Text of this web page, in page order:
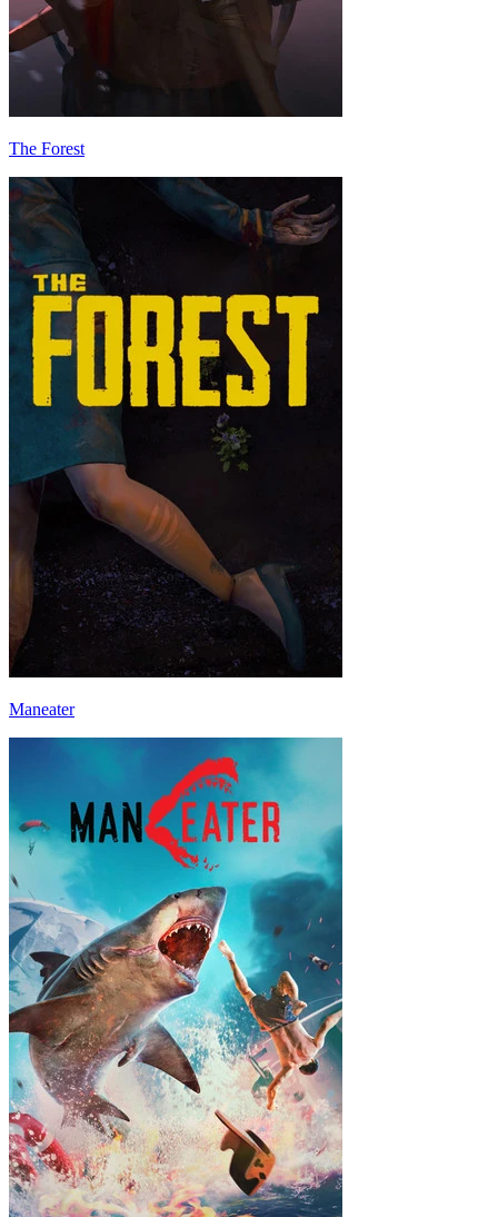
The Forest
Maneater